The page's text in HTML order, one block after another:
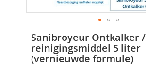
Sanibroyeur Ontkalker /
reinigingsmiddel 5 liter
(vernieuwde formule)
naar
het
begin